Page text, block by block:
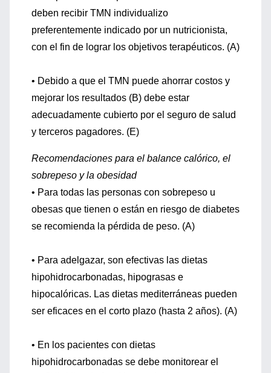
deben recibir TMN individualizo
preferentemente indicado por un nutricionista,
con el fin de lograr los objetivos terapéuticos. (A)
• Debido a que el TMN puede ahorrar costos y
mejorar los resultados (B) debe estar
adecuadamente cubierto por el seguro de salud
y terceros pagadores. (E)
Recomendaciones para el balance calórico, el
sobrepeso y la obesidad
• Para todas las personas con sobrepeso u
obesas que tienen o están en riesgo de diabetes
se recomienda la pérdida de peso. (A)
• Para adelgazar, son efectivas las dietas
hipohidrocarbonadas, hipograsas e
hipocalóricas. Las dietas mediterráneas pueden
ser eficaces en el corto plazo (hasta 2 años). (A)
• En los pacientes con dietas
hipohidrocarbonadas se debe monitorear el